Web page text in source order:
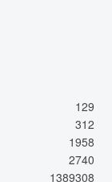
129
312
1958
2740
1389308